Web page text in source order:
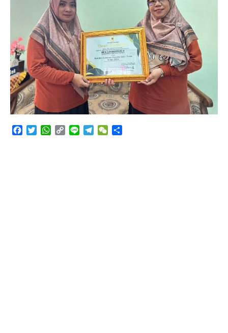
Angkutan Bawang Bombay Tak Sesuai Dokumen
FacebookTwitterWhatsApp
Copy
Line TelegramWeChat